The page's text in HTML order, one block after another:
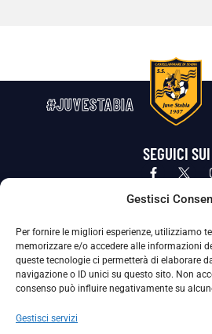
Gestisci
Per fornire le migliori esperienze, utilizziamo
memorizzare e/o accedere alle informazioni
queste tecnologie ci permetterà di elaborare
navigazione o ID unici su questo sito. Non
consenso può influire negativamente su
Gestisci servizi
#JUVESTABIA
SEGUICI
Privacy Policy Cookie Policy
La Società ha nominato il Responsabile della Protezione dei Dati Personali
adottate dalla nostra Società per tutelare i
Per contattare il DPO può